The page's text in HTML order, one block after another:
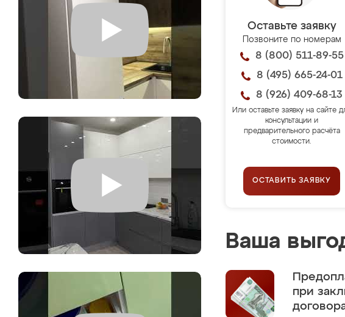
Оставьте заявку
Позвоните по номерам
8 (800) 511-89-55
8 (495) 665-24-01
8 (926) 409-68-13
Или оставьте заявку на сайте
консультации и
предварительного расчёта
стоимости.
ОСТАВИТЬ ЗАЯВКУ
Ваша
при